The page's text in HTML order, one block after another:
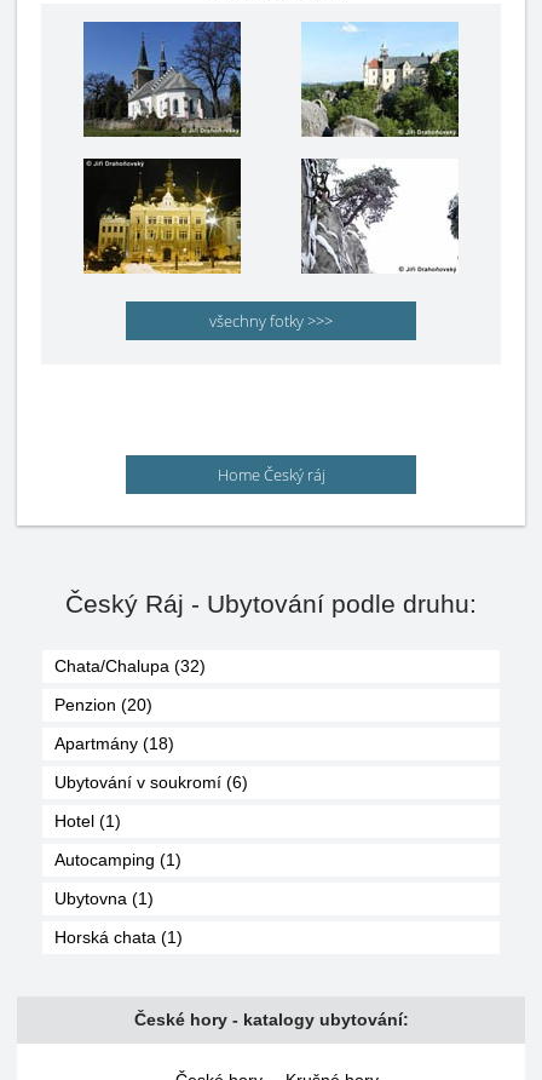
všechny fotky >>>
Home Český ráj
Český Ráj - Ubytování podle druhu:
Chata/Chalupa (32)
Penzion (20)
Apartmány (18)
Ubytování v soukromí (6)
Hotel (1)
Autocamping (1)
Ubytovna (1)
Horská chata (1)
České hory - katalogy ubytování: